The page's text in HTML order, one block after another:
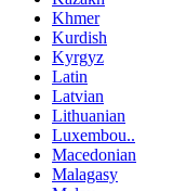
Khmer
Kurdish
Kyrgyz
Latin
Latvian
Lithuanian
Luxembou..
Macedonian
Malagasy